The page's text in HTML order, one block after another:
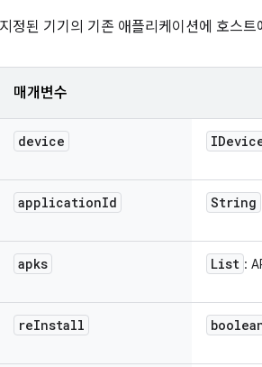
지정된 기기의 기존 애플리케이션에 호스
매개변수
device
applicationId String
apks List :
reInstall